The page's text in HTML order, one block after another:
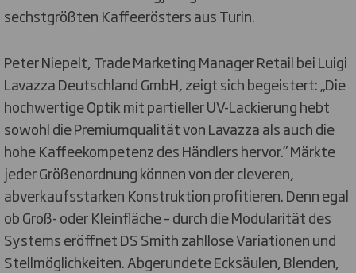
sechstgrößten Kaffeerösters aus Turin.
Peter Niepelt, Trade Marketing Manager Retail bei Luigi
Lavazza Deutschland GmbH, zeigt sich begeistert: „Die
hochwertige Optik mit partieller UV-Lackierung hebt
sowohl die Premiumqualität von Lavazza als auch die
hohe Kaffeekompetenz des Händlers hervor.” Märkte
jeder Größenordnung können von der cleveren,
abverkaufsstarken Konstruktion profitieren. Denn egal
ob Groß- oder Kleinfläche – durch die Modularität des
Systems eröffnet DS Smith zahllose Variationen und
Stellmöglichkeiten. Abgerundete Ecksäulen, Blenden,